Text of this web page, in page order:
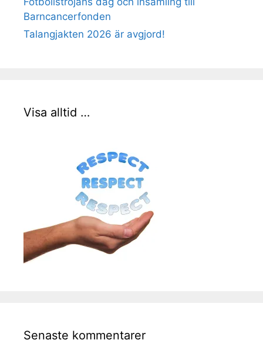
Barncancerfonden
Talangjakten 2026 är avgjord!
Visa alltid …
Senaste kommentarer